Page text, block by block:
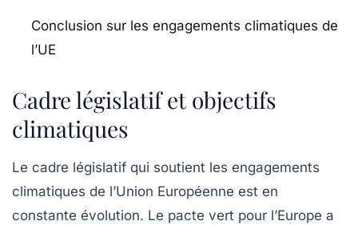
Conclusion sur les engagements climatiques de
l’UE
Cadre législatif et objectifs
climatiques
Le cadre législatif qui soutient les engagements
climatiques de l’Union Européenne est en
constante évolution. Le pacte vert pour l’Europe a